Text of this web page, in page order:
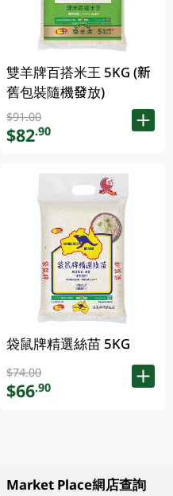
雙羊牌百搭米王 5KG (新
舊包裝隨機發放)
$91.00
$82.90
袋鼠牌精選絲苗 5KG
$74.00
$66.90
Market Place網店查詢